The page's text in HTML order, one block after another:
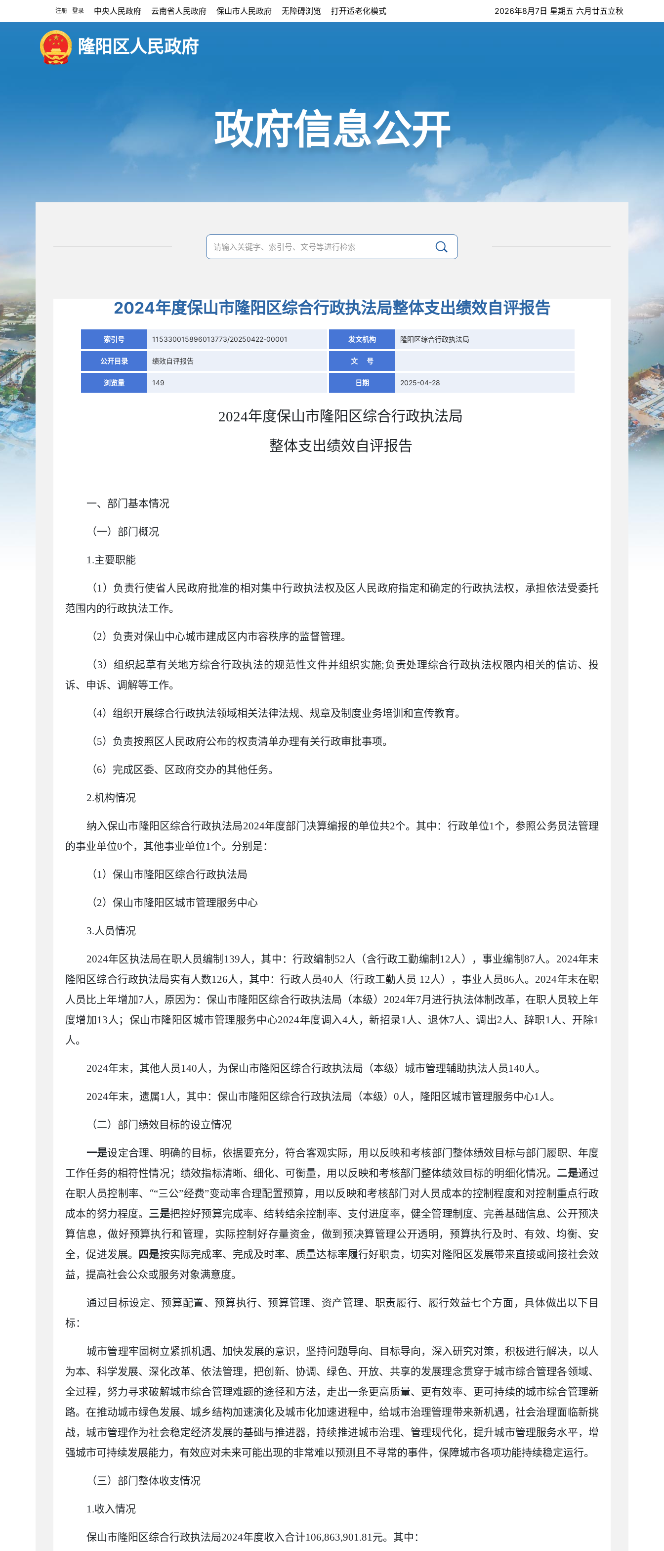
注册 登录 中央人民政府 云南省人民政府 保山市人民政府 无障碍浏览 打开适老化模式 2026年8月7日 星期五 六月廿五立秋
隆阳区人民政府
政府信息公开
2024年度保山市隆阳区综合行政执法局整体支出绩效自评报告
索引号 115330015896013773/20250422-00001 发文机构 隆阳区综合行政执法局
公开目录 绩效自评报告 文 号
浏览量 149 日期 2025-04-28
2024年度保山市隆阳区综合行政执法局
整体支出绩效自评报告
一、部门基本情况
（一）部门概况
1.主要职能
（1）负责行使省人民政府批准的相对集中行政执法权及区人民政府指定和确定的行政执法权，承担依法受委托
范围内的行政执法工作。
（2）负责对保山中心城市建成区内市容秩序的监督管理。
（3）组织起草有关地方综合行政执法的规范性文件并组织实施;负责处理综合行政执法权限内相关的信访、投
诉、申诉、调解等工作。
（4）组织开展综合行政执法领域相关法律法规、规章及制度业务培训和宣传教育。
（5）负责按照区人民政府公布的权责清单办理有关行政审批事项。
（6）完成区委、区政府交办的其他任务。
2.机构情况
纳入保山市隆阳区综合行政执法局2024年度部门决算编报的单位共2个。其中：行政单位1个，参照公务员法管理
的事业单位0个，其他事业单位1个。分别是：
（1）保山市隆阳区综合行政执法局
（2）保山市隆阳区城市管理服务中心
3.人员情况
2024年区执法局在职人员编制 139人，其中：行政编制 52人（含行政工勤编制 12人），事业编制 87人。 2024年末
隆阳区综合行政执法局实有人数126人，其中：行政人员40人（行政工勤人员 12人），事业人员86人。 2024年末在职
人员比上年增加7人， 原因为：保山市隆阳区综合行政执法局（本级） 2024年7月 进行执法体制改革， 在职人员较上年
度增加13人；保山市隆阳区城市管理服务中心2024年度调入4人，新招录1人、退休7人、调出2人、辞职1人、开除1
人。
2024年末，其他人员 140人，为保山市隆阳区综合行政执法局（本级）城市管理辅助执法人员 140人。
2024年末， 遗属1人，其中：保山市隆阳区综合行政执法局（本级） 0人，隆阳区城市管理服务中心1人。
（二） 部门绩效目标的设立情况
一是设定合理、明确的目标，依据要充分，符合客观实际，用以反映和考核部门整体绩效目标与部门履职、年度
工作任务的相符性情况；绩效指标清晰、细化、可衡量，用以反映和考核部门整体绩效目标的明细化情况。 二是通过
在职人员控制率、 ““三公”经费”变动率合理配置预算，用以反映和考核部门对人员成本的控制程度和对控制重点行政
成本的努力程度。 三是把控好预算完成率、结转结余控制率、支付进度率，健全管理制度、完善基础信息、公开预决
算信息，做好预算执行和管理，实际控制好存量资金，做到预决算管理公开透明，预算执行及时、有效、均衡、安
全，促进发展。
四是按实际完成率、完成及时率、质量达标率履行好职责，切实对隆阳区发展带来直接或间接社会效
益，提高社会公众或服务对象满意度。
通过目标设定、预算配置、预算执行、预算管理、资产管理、职责履行、履行效益七个方面，具体做出以下目
标：
城市管理牢固树立紧抓机遇、加快发展的意识，坚持问题导向、目标导向，深入研究对策，积极进行解决，以人
为本、科学发展、深化改革、依法管理，把创新、协调、绿色、开放、共享的发展理念贯穿于城市综合管理各领域、
全过程，努力寻求破解城市综合管理难题的途径和方法，走出一条更高质量、更有效率、更可持续的城市综合管理新
路。在推动城市绿色发展、城乡结构加速演化及城市化加速进程中，给城市治理管理带来新机遇，社会治理面临新挑
战，城市管理作为社会稳定经济发展的基础与推进器，持续推进城市治理、管理现代化，提升城市管理服务水平，增
强城市可持续发展能力，有效应对未来可能出现的非常难以预测且不寻常的事件，保障城市各项功能持续稳定运行。
（三）部门整体收支情况
1.收入情况
保山市隆阳区综合行政执法局2024年度收入合计106,863,901.81元。其中：